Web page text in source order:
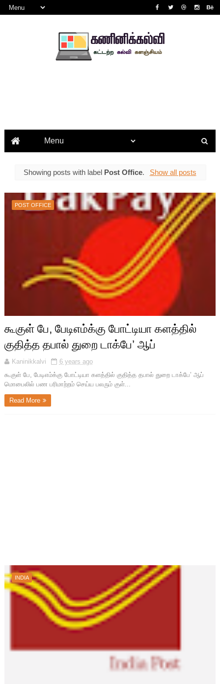
Showing posts with label Post Office. Show all posts
POST OFFICE
கூகுள் பே, பேடிஎம்க்கு போட்டியா களத்தில்
குதித்த தபால் துறை டாக்பே’ ஆப்
Kaninikkalvi
6 years ago
கூகுள் பே, பேடிஎம்க்கு போட்டியா களத்தில் குதித்த தபால் துறை டாக்பே’ ஆப்
மொபைலில் பண பரிமாற்றம் செய்ய பலரும் குள்...
Read More
INDIA